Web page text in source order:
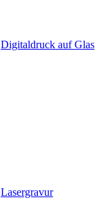
Digitaldruck auf Glas
Lasergravur